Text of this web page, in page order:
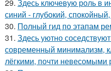
29. Здесь ключевую роль в
синий - глубокий,
30. Полный гид по этапам
31. Здесь уютно
современный минимализм,
лёгкими, почти